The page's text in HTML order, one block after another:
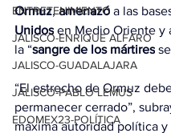
ENTRETENIMIENTO
JALISCO-ENRIQUE ALFARO
JALISCO-GUADALAJARA
JALISCO-PABLO LEMUS
EDOMEX23-POLÍTICA
Ormuz, amenazó a las
Unidos en Medio Oriente y
la “sangre de los mártires
“El estrecho de Ormuz
permanecer cerrado”,
máxima autoridad política